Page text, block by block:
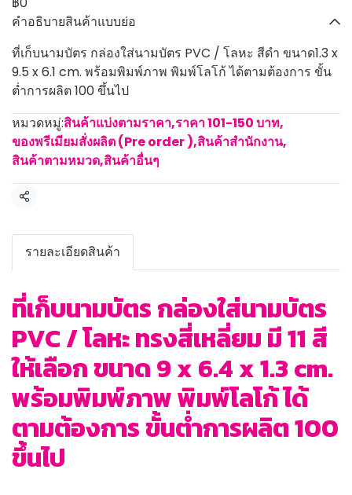
คำอธิบายสินค้าแบบย่อ
ที่เก็บนามบัตร กล่องใส่นามบัตร PVC / โลหะ สีดำ ขนาด1.3 x
9.5 x 6.1 cm. พร้อมพิมพ์ภาพ พิมพ์โลโก้ ได้ตามต้องการ ขั้น
ต่ำการผลิต 100 ขึ้นไป
หมวดหมู่:สินค้าแบ่งตามราคา,ราคา 101-150 บาท,
ของพรีเมียมสั่งผลิต (Pre order ),สินค้าสำนักงาน,
สินค้าตามหมวด,สินค้าอื่นๆ
แชร์
รายละเอียดสินค้า
ที่เก็บนามบัตร กล่องใส่นามบัตร
PVC / โลหะ ทรงสี่เหลี่ยม มี 11 สี
ให้เลือก ขนาด 9 x 6.4 x 1.3 cm.
พร้อมพิมพ์ภาพ พิมพ์โลโก้ ได้
ตามต้องการ ขั้นต่ำการผลิต 100
ขึ้นไป